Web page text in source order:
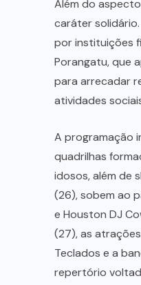
Além do
caráter
por instituições
Porangatu, que
para arrecadar
atividades
A programação
quadrilhas
idosos, além de
(26), sobem ao
e Houston DJ
(27), as
Teclados e a
repertório